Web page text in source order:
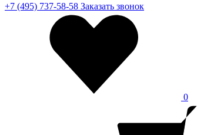
+7 (495) 737-58-58 Заказать звонок
0